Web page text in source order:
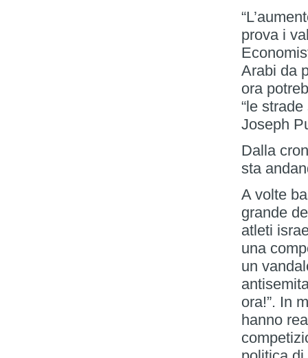
prova i
Arabi da
ora
“le
Joseph
Dalla
sta
A volte
grande
atleti
una
un
ora!”. In
hanno